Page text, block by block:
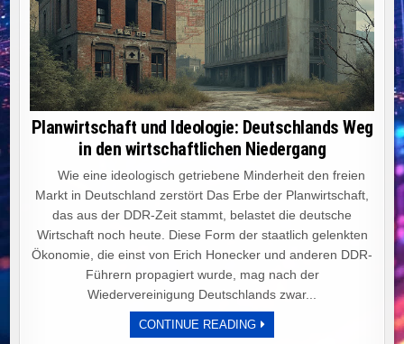
Planwirtschaft und Ideologie: Deutschlands Weg
in den wirtschaftlichen Niedergang
Wie eine ideologisch getriebene Minderheit den freien
Markt in Deutschland zerstört Das Erbe der Planwirtschaft,
das aus der DDR-Zeit stammt, belastet die deutsche
Wirtschaft noch heute. Diese Form der staatlich gelenkten
Ökonomie, die einst von Erich Honecker und anderen DDR-
Führern propagiert wurde, mag nach der
Wiedervereinigung Deutschlands zwar...
CONTINUE READINGPLANWIRTSCHAFT
UND